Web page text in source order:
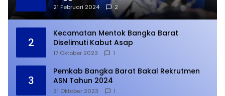
21 Februari 2024 2
2
Kecamatan Mentok Bangka Barat
Diselimuti Kabut Asap
17 Oktober 2023 1
3
Pemkab Bangka Barat Bakal Rekrutmen
ASN Tahun 2024
31 Oktober 2023 1